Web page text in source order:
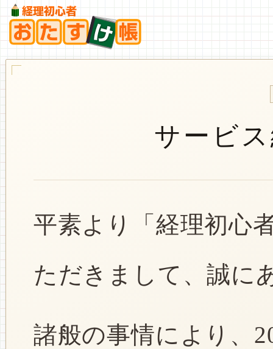
サービ
平素より「経理初心
ただきまして、誠に
諸般の事情により、